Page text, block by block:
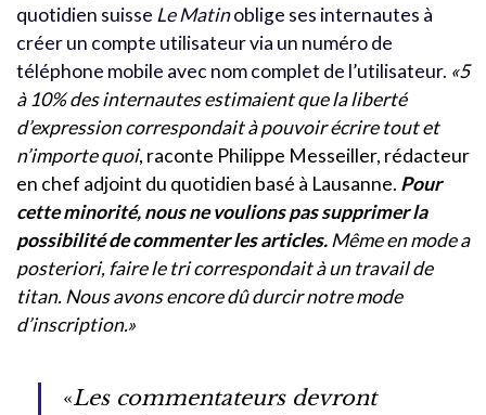
quotidien suisse Le Matinoblige ses internautes à
créer un compte utilisateur via un numéro de
téléphone mobile avec nom complet de l’utilisateur. «5
à 10% des internautes estimaient que la liberté
d’expression correspondait à pouvoir écrire tout et
n’importe quoi, raconte Philippe Messeiller, rédacteur
en chef adjoint du quotidien basé à Lausanne. Pour
cette minorité, nous ne voulions pas supprimer la
possibilité de commenter les articles.Même en mode a
posteriori, faire le tri correspondait à un travail de
titan. Nous avons encore dû durcir notre mode
d’inscription.»
«Les commentateurs devront